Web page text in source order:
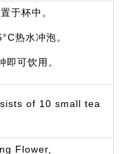
于杯中。
热水冲泡。
可饮用。
of 10 small tea
Flower,